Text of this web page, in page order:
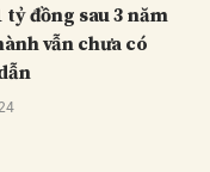
tỷ đồng sau 3 năm
vẫn chưa có